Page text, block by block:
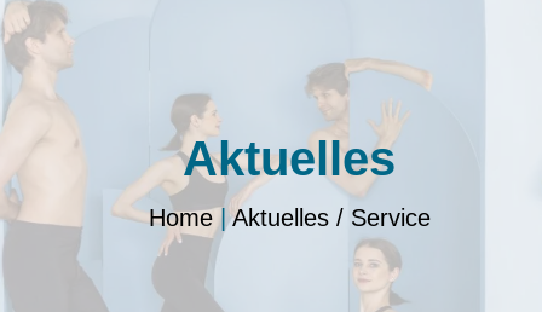
Aktuelles
Home|Aktuelles / Service